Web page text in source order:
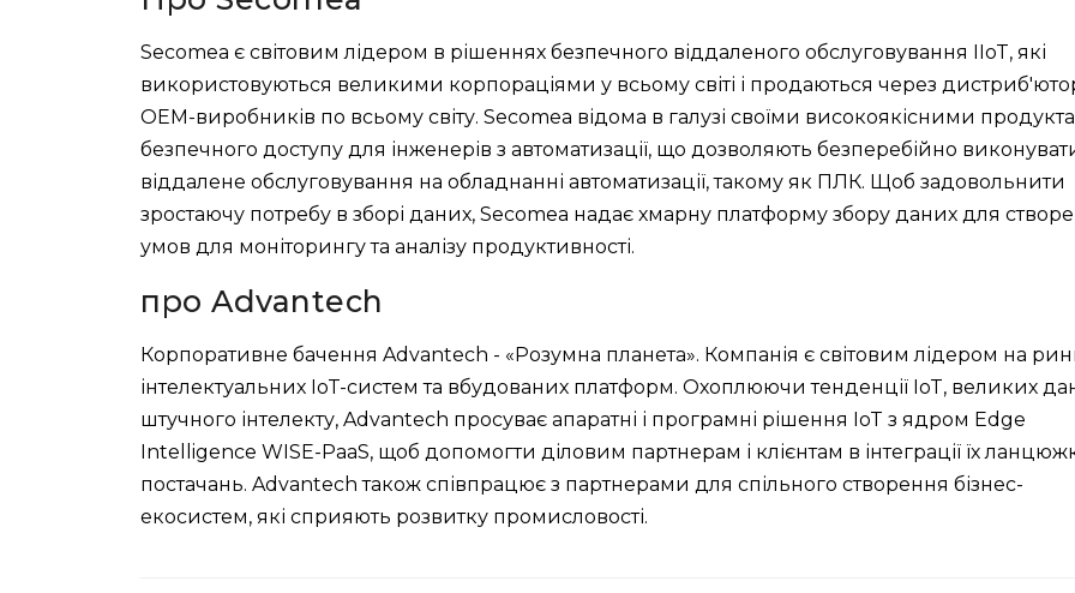
Secomea є світовим лідером в рішеннях безпечного віддаленого обслуговування IIoT, які
використовуються великими корпораціями у всьому світі і продаються через
OEM-виробників по всьому світу. Secomea відома в галузі своїми високоякісними
безпечного доступу для інженерів з автоматизації, що дозволяють безперебійно
віддалене обслуговування на обладнанні автоматизації, такому як ПЛК. Щоб задовольнити
зростаючу потребу в зборі даних, Secomea надає хмарну платформу збору даних для
умов для моніторингу та аналізу продуктивності.
про Advantech
Корпоративне бачення Advantech - «Розумна планета». Компанія є світовим лідером на
інтелектуальних IoT-систем та вбудованих платформ. Охоплюючи тенденції IoT, великих
штучного інтелекту, Advantech просуває апаратні і програмні рішення IoT з ядром Edge
Intelligence WISE-PaaS, щоб допомогти діловим партнерам і клієнтам в інтеграції їх
постачань. Advantech також співпрацює з партнерами для спільного створення бізнес-
екосистем, які сприяють розвитку промисловості.